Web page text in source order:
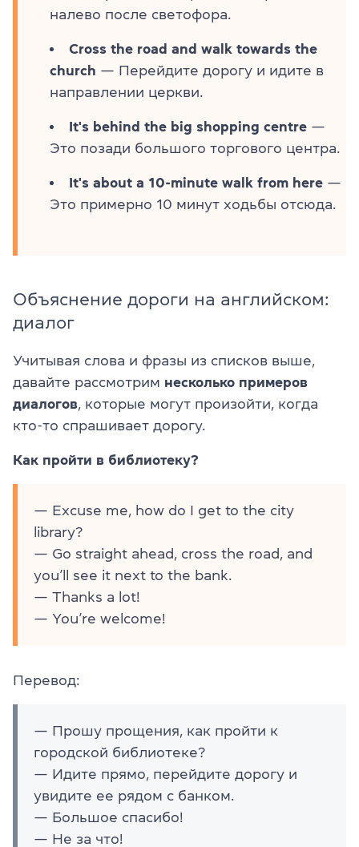
налево после светофора.
Cross the road and walk towards the
church — Перейдите дорогу и идите в
направлении церкви.
It's behind the big shopping centre —
Это позади большого торгового центра.
It's about a 10-minute walk from here —
Это примерно 10 минут ходьбы отсюда.
Объяснение дороги на английском:
диалог
Учитывая слова и фразы из списков выше,
давайте рассмотрим несколько примеров
диалогов, которые могут произойти, когда
кто-то спрашивает дорогу.
Как пройти в библиотеку?
— Excuse me, how do I get to the city
library?
— Go straight ahead, cross the road, and
you’ll see it next to the bank.
— Thanks a lot!
— You’re welcome!
Перевод:
— Прошу прощения, как пройти к
городской библиотеке?
— Идите прямо, перейдите дорогу и
увидите ее рядом с банком.
— Большое спасибо!
— Не за что!